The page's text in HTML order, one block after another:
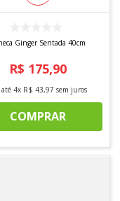
Ginger Sentada 40cm
R$ 175,90
até 4x R$ 43,97 sem juros
COMPRAR